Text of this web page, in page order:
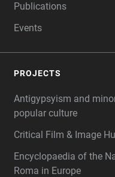
Publications
Events
PROJECTS
Antigypsyism and
popular culture
Critical Film & Image
Encyclopaedia of the
Roma in Europe